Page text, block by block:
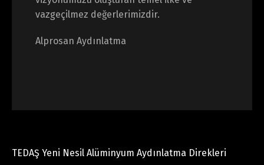
vazgeçilmez değerlerimizdir.
Alprosan Aydınlatma
TEDAŞ Yeni Nesil Alüminyum Aydınlatma Direkleri